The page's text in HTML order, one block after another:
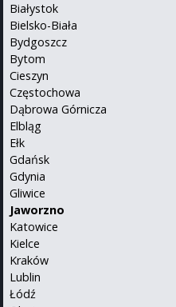
Białystok
Bielsko-Biała
Bydgoszcz
Bytom
Cieszyn
Częstochowa
Dąbrowa Górnicza
Elbląg
Ełk
Gdańsk
Gdynia
Gliwice
Jaworzno
Katowice
Kielce
Kraków
Lublin
Łódź